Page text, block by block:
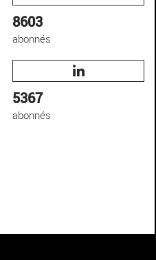
8603
abonnés
5367
abonnés